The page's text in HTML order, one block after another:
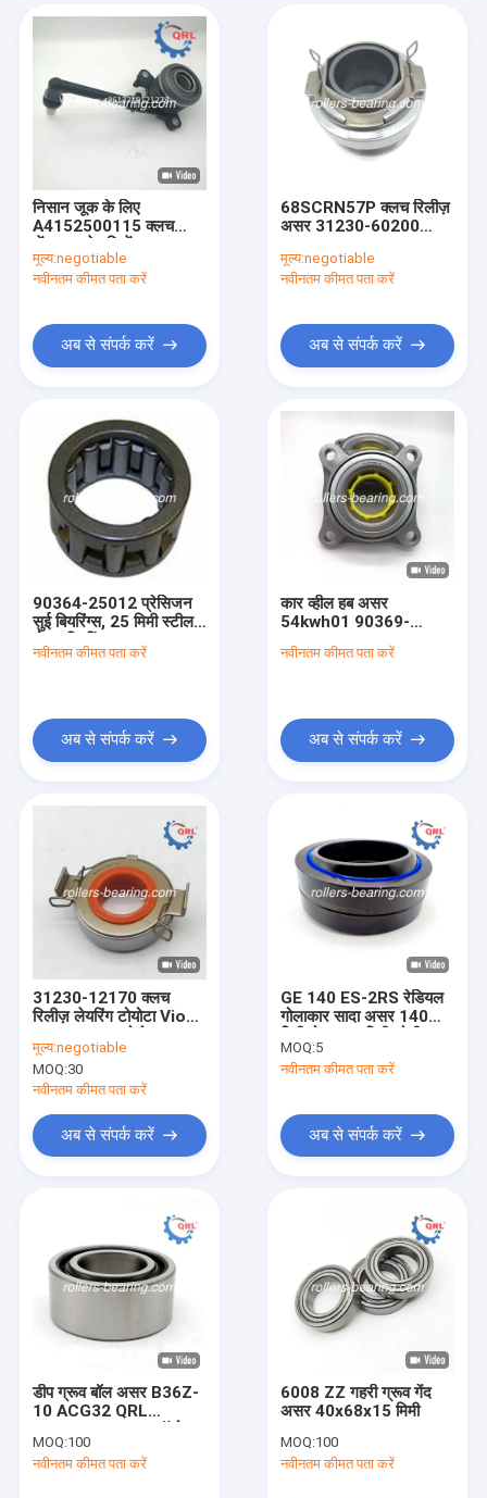
होम
उत्पाद
वीडियो
फैक्टरी यात्रा
गुणवत्ता नियंत्रण
सभी मामलों
क्लच ढीला करने वाली बियरिंग
व्हील हब असर
निसान जूक के लिए
A4152500115 क्लच
30620-00Q0H
8200756873
मूल्य:negotiable
नवीनतम कीमत पता करें
अब से संपर्क करें
68SCRN57P क्लच रिलीज़
असर 31230-60200
ISO9001 प्रमाणन
मूल्य:negotiable
नवीनतम कीमत पता करें
अब से संपर्क करें
90364-25012 प्रेसिजन
सुई बियरिंग्स, 25 मिमी स्टील
नवीनतम कीमत पता करें
अब से संपर्क करें
कार व्हील हब असर
54kwh01 90369-
T0003 DU5496-5
43502-0K030
नवीनतम कीमत पता करें
अब से संपर्क करें
31230-12170 क्लच
रिलीज़ लेयरिंग टोयोटा Vios
2008-2013
मूल्य:negotiable
MOQ:30
नवीनतम कीमत पता करें
अब से संपर्क करें
GE 140 ES-2RS रेडियल
गोलाकार सादा असर 140
मिमी
MOQ:5
नवीनतम कीमत पता करें
अब से संपर्क करें
डीप ग्रूव बॉल असर B36Z-
10 ACG32 QRL
असर
MOQ:100
नवीनतम कीमत पता करें
6008 ZZ गहरी ग्रूव गेंद
असर 40x68x15 मिमी
MOQ:100
नवीनतम कीमत पता करें